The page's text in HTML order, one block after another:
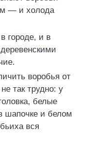
— и холода
городе, и в
воробья от
так трудно: у
белые
шапочке и белом
вся